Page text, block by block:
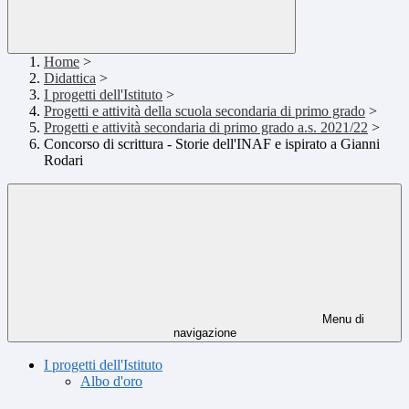
Home >
Didattica >
I progetti dell'Istituto >
Progetti e attività della scuola secondaria di primo grado >
Progetti e attività secondaria di primo grado a.s. 2021/22 >
Concorso di scrittura - Storie dell'INAF e ispirato a Gianni
Rodari
Menu di
navigazione
I progetti dell'Istituto
Albo d'oro